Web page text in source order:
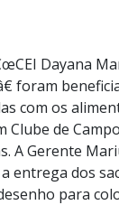
Dayana
foram
com os
de
A Gerente
dos
para